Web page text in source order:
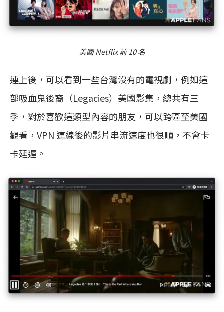
美國 Netflix 前 10 名
連上後，可以看到一些台灣沒有的電視劇，例如這
部吸血鬼後裔（Legacies）美國影集，總共有三
季，對於喜歡這類型內容的朋友，可以跨區至美國
觀看，VPN 連線後的影片串流速度也很順，不會卡
卡延遲。